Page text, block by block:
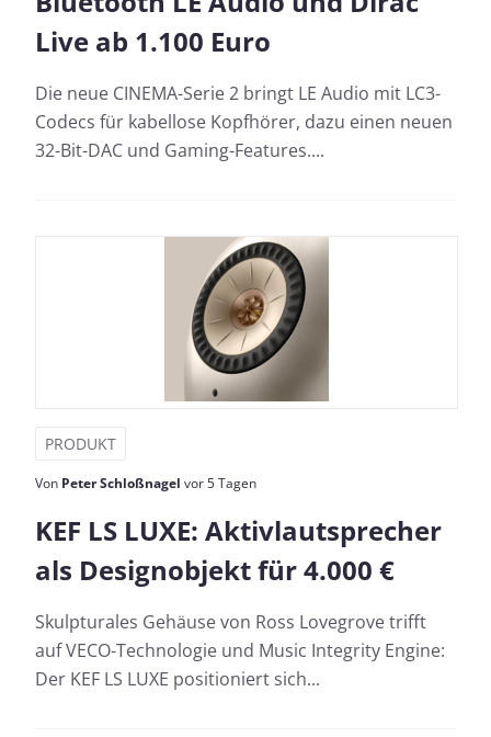
Live ab 1.100 Euro
Die neue CINEMA-Serie 2 bringt LE Audio mit LC3-
Codecs für kabellose Kopfhörer, dazu einen neuen
32-Bit-DAC und Gaming-Features....
PRODUKT
Von Peter Schloßnagel vor 5 Tagen
KEF LS LUXE: Aktivlautsprecher
als Designobjekt für 4.000 €
Skulpturales Gehäuse von Ross Lovegrove trifft
auf VECO-Technologie und Music Integrity Engine:
Der KEF LS LUXE positioniert sich...